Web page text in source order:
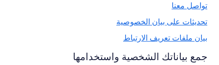
تواصل معنا
تحديثات على بيان الخصوصية
بيان ملفات تعريف الارتباط
جمع بياناتك الشخصية واستخدامها